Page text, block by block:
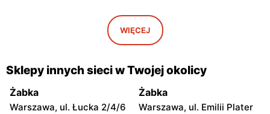
Warszawa, ul. Smoleńska
Top Market
Warszawa, ul. Żwirki i
Wigury 17
Top Market
Warszawa al. Krakowska
274
Top Market
Warszawa, ul. Władysława
Broniewskiego 37
WIĘCEJ
Sklepy innych sieci w Twojej okolicy
Żabka
Warszawa, ul. Łucka 2/4/6
Żabka
Warszawa, ul. Emilii Plater